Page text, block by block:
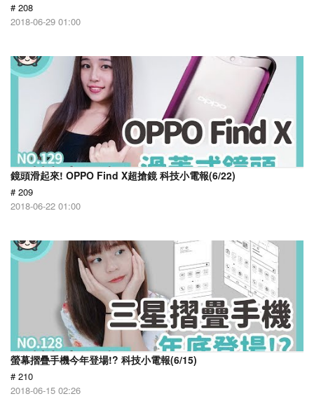
# 208
2018-06-29 01:00
鏡頭滑起來! OPPO Find X超搶鏡 科技小電報(6/22)
# 209
2018-06-22 01:00
螢幕摺疊手機今年登場!? 科技小電報(6/15)
# 210
2018-06-15 02:26